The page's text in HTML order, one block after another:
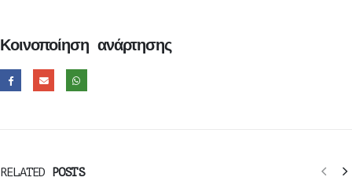
Κοινοποίηση ανάρτησης
RELATED POSTS